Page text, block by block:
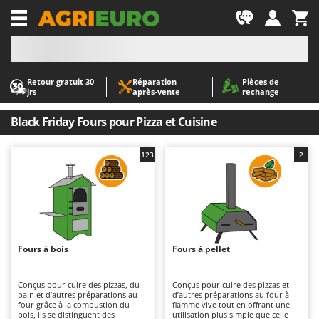
Retour gratuit 30
jrs
Réparation
après‑vente
Pièces de
rechange
-1
A
Abris de jardin
Accessoires pour tracteurs tondeuses autoportés
Aérateurs Scarificateurs pour gazon
Arracheuses de pommes de terre pour tracteur
Aspirateurs - Balais Électriques
Aspirateurs à cendres
Aspirateurs à feuilles sur roues
Aspirateurs de piscine
Atomiseurs agricoles pour tracteurs
Atomiseurs pour traitements
A
AgriEuro Premium
AgriEuro TOP-LINE
Aima
Airmec
ALA 2000
Alpina
Ama
Black Friday Fours pour Pizza et Cuisine
Fours à bois
Conçus pour cuire des pizzas, du
pain et d’autres préparations au
four grâce à la combustion du
bois, ils se distinguent des
123
Fours à pellet
Conçus pour cuire des pizzas et
d’autres préparations au four à
flamme vive tout en offrant une
utilisation plus simple que celle
2